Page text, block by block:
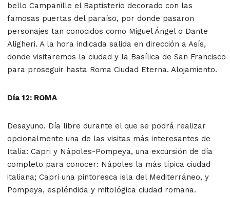
bello Campanille el Baptisterio decorado con las
famosas puertas del paraíso, por donde pasaron
personajes tan conocidos como Miguel Ángel o Dante
Aligheri. A la hora indicada salida en dirección a Asís,
donde visitaremos la ciudad y la Basílica de San Francisco
para proseguir hasta Roma Ciudad Eterna. Alojamiento.
Día 12: ROMA
Desayuno. Día libre durante el que se podrá realizar
opcionalmente una de las visitas más interesantes de
Italia: Capri y Nápoles-Pompeya, una excursión de día
completo para conocer: Nápoles la más típica ciudad
italiana; Capri una pintoresca isla del Mediterráneo, y
Pompeya, espléndida y mitológica ciudad romana.